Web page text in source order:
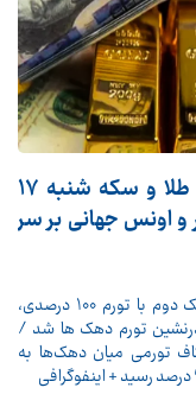
پیش ‌بینی قیمت دلار، طلا و سکه شنبه ۱۷
دلار و اونس جهانی بر سر
دهک دوم با تورم 100 درصدی،
تورم دهک ها شد /
تورمی میان دهک‌ها به